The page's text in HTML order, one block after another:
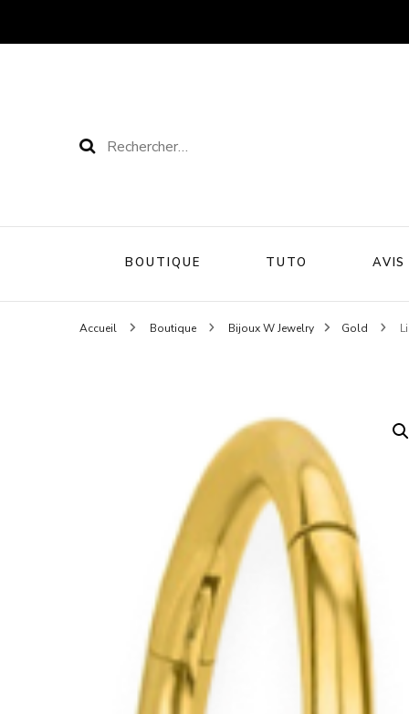
Rechercher :
BOUTIQUE
Cils adhésifs
Chèque Cadeau
Crayons sourcils – Powder
Brows
Bijoux W Jewelry
Gold
Silver
TUTO AVIS
Accueil Boutique Bijoux W Jewelry Gold